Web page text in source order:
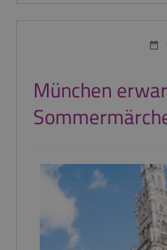
München